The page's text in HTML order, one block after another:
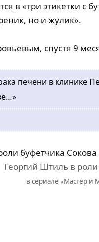
в «три этикетки с
но и жулик».
спустя 9
печени в клинике
Георгий Штиль в
в сериале «Мастер и